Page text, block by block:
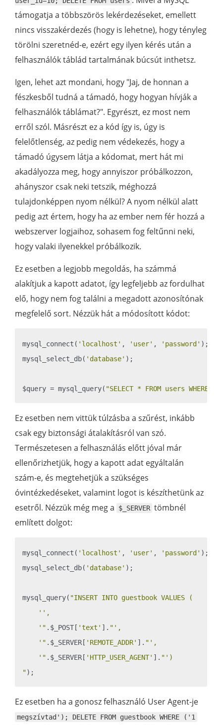
támogatja a többszörös lekérdezéseket, emellett
nincs visszakérdezés (hogy is lehetne), hogy tényleg
törölni szeretnéd-e, ezért egy ilyen kérés után a
felhasználók táblád tartalmának búcsút inthetsz.
Igen, lehet azt mondani, hogy "Jaj, de honnan a
fészkesből tudná a támadó, hogy hogyan hívják a
felhasználók táblámat?". Egyrészt, ez most nem
erről szól. Másrészt ez a kód így is, úgy is
felelőtlenség, az pedig nem védekezés, hogy a
támadó úgysem látja a kódomat, mert hát mi
akadályozza meg, hogy annyiszor próbálkozzon,
ahányszor csak neki tetszik, méghozzá
tulajdonképpen nyom nélkül? A nyom nélkül alatt
pedig azt értem, hogy ha az ember nem fér hozzá a
webszerver logjaihoz, sohasem fog feltűnni neki,
hogy valaki ilyenekkel próbálkozik.
Ez esetben a legjobb megoldás, ha számmá
alakítjuk a kapott adatot, így legfeljebb az fordulhat
elő, hogy nem fog találni a megadott azonosítónak
megfelelő sort. Nézzük hát a módosított kódot:
mysql_connect( 'localhost' , 'user' , 'password' );
mysql_select_db( 'database' );
$query = mysql_query( "SELECT * FROM users WHERE
Ez esetben nem vittük túlzásba a szűrést, inkább
csak egy biztonsági átalakításról van szó.
Természetesen a felhasználás előtt jóval már
ellenőrizhetjük, hogy a kapott adat egyáltalán
szám-e, és megtehetjük a szükséges
óvintézkedéseket, valamint logot is készíthetünk az
esetről. Nézzük még meg a
$_SERVER tömbnél
említett dolgot:
mysql_connect( 'localhost' , 'user' , 'password' );
mysql_select_db( 'database' );
mysql_query( "INSERT INTO guestbook VALUES (
    '',
    '"
.$_POST[ 'text' ]. "',
    '"
.$_SERVER[ 'REMOTE_ADDR' ]. "',
    '"
.$_SERVER[ 'HTTP_USER_AGENT' ]. "')
"
Ez esetben ha a gonosz felhasználó User Agent-je
megszívtad'); DELETE FROM guestbook WHERE ('1